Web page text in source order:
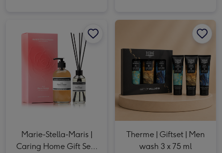
Marie-Stella-Maris | Caring Home Gift Set | Rock Roses afbeelding 2
Marie-Stella-Maris |
Caring Home Gift Set |
Therme | Giftset | Men
wash 3 x 75 ml